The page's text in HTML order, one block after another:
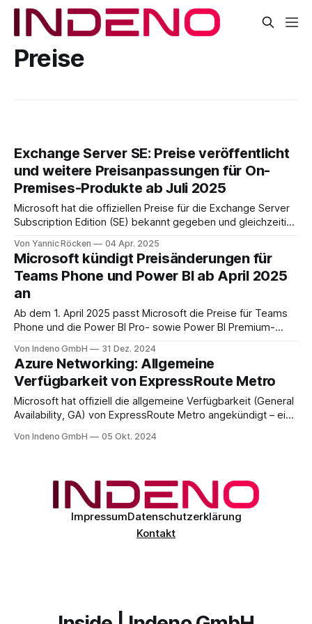
Preise
Exchange Server SE: Preise veröffentlicht
und weitere Preisanpassungen für On-
Premises-Produkte ab Juli 2025
Microsoft hat die offiziellen Preise für die Exchange Server
Subscription Edition (SE) bekannt gegeben und gleichzeitig
Serverprodukte angekündigt. Diese Änderungen treten zum
1. Juli 2025 in Kraft und betreffen unter anderem Skype for
Business Server SE und SharePoint Server SE. Von
klassischen Versionen zum
Von Yannic Röcken 04 Apr. 2025
Microsoft kündigt Preisänderungen für
Teams Phone und Power BI ab April 2025
an
Ab dem 1. April 2025 passt Microsoft die Preise für Teams
Phone und die Power BI Pro- sowie Power BI Premium-
Abonnementpreise bei jährlicher Abrechnung und stellt die
erste Anpassung seit Einführung dieser Produkte dar. Neue
Preisgestaltung für Power BI * Power BI Pro:
Von Indeno GmbH 31 Dez. 2024
Azure Networking: Allgemeine
Verfügbarkeit von ExpressRoute Metro
Microsoft hat offiziell die allgemeine Verfügbarkeit (General
Availability, GA) von ExpressRoute Metro angekündigt – eine
Azure-Nutzer erheblich verbessert. ExpressRoute Metro
Standorten innerhalb einer Stadt die Zuverlässigkeit privater
Netzwerkverbindungen zu Azure-Cloud-Diensten
Von Indeno GmbH 05 Okt. 2024
ImpressumDatenschutzerklärung
Kontakt